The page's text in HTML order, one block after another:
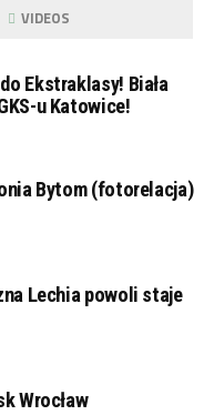
VIDEOS
Ekstraklasy! Biała
u Katowice!
Bytom (fotorelacja)
Lechia powoli staje
Wrocław